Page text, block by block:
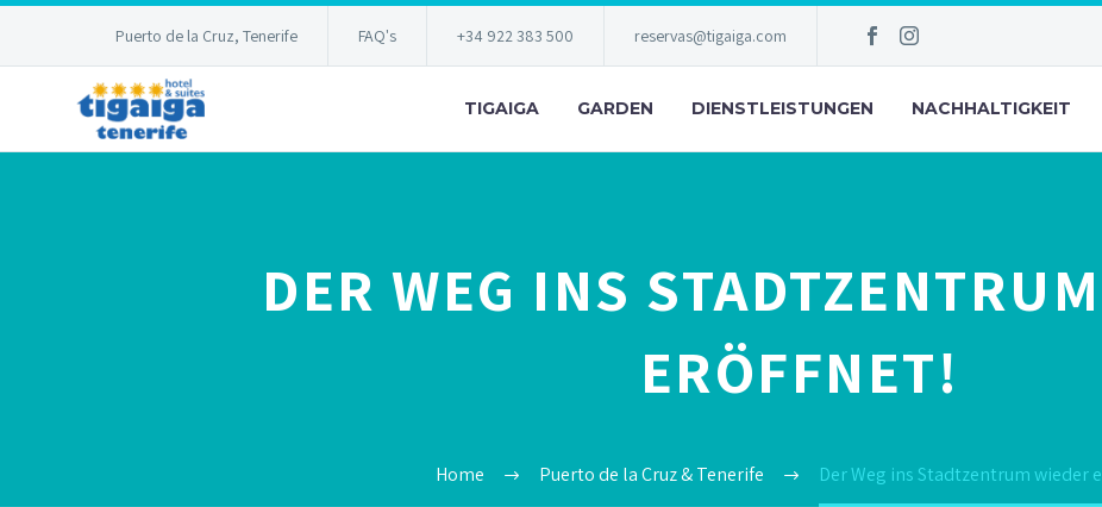
Puerto de la Cruz, Tenerife FAQ's +34 922 383 500 reservas@tigaiga.com
TIGAIGA GARDEN DIENSTLEISTUNGEN NACHHALTIGKEIT
DER WEG INS
ERÖFFNET!
Home Puerto de la Cruz & Tenerife Der Weg ins Stadtzentrum wieder